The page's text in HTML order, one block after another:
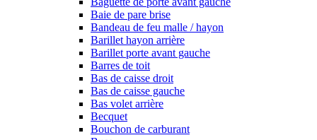
Baie de pare brise
Bandeau de feu malle / hayon
Barillet hayon arrière
Barillet porte avant gauche
Barres de toit
Bas de caisse droit
Bas de caisse gauche
Bas volet arrière
Becquet
Bouchon de carburant